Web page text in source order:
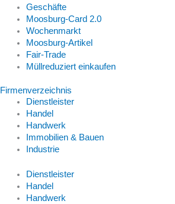
Geschäfte
Moosburg-Card 2.0
Wochenmarkt
Moosburg-Artikel
Fair-Trade
Müllreduziert einkaufen
Firmenverzeichnis
Dienstleister
Handel
Handwerk
Immobilien & Bauen
Industrie
Dienstleister
Handel
Handwerk